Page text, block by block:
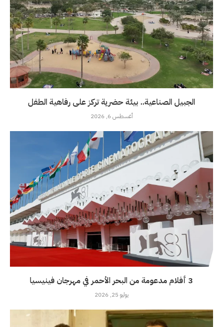
الجبيل الصناعية.. بيئة حضرية تركز على رفاهية الطفل
أغسطس 6, 2026
3 أفلام مدعومة من البحر الأحمر في مهرجان فينيسيا
يوليو 25, 2026